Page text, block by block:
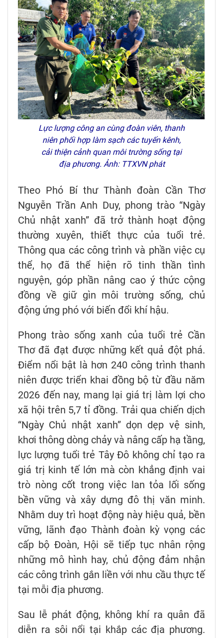
Lực lượng công an cùng đoàn viên, thanh
niên phối hợp làm sạch các tuyến kênh,
cải thiện cảnh quan môi trường sống tại
địa phương. Ảnh: TTXVN phát
Theo Phó Bí thư Thành đoàn Cần Thơ
Nguyễn Trần Anh Duy, phong trào “Ngày
Chủ nhật xanh” đã trở thành hoạt động
thường xuyên, thiết thực của tuổi trẻ.
Thông qua các công trình và phần việc cụ
thể, họ đã thể hiện rõ tinh thần tình
nguyện, góp phần nâng cao ý thức cộng
đồng về giữ gìn môi trường sống, chủ
động ứng phó với biến đổi khí hậu.
Phong trào sống xanh của tuổi trẻ Cần
Thơ đã đạt được những kết quả đột phá.
Điểm nổi bật là hơn 240 công trình thanh
niên được triển khai đồng bộ từ đầu năm
2026 đến nay, mang lại giá trị làm lợi cho
xã hội trên 5,7 tỉ đồng. Trải qua chiến dịch
“Ngày Chủ nhật xanh” dọn dẹp vệ sinh,
khơi thông dòng chảy và nâng cấp hạ tầng,
lực lượng tuổi trẻ Tây Đô không chỉ tạo ra
giá trị kinh tế lớn mà còn khẳng định vai
trò nòng cốt trong việc lan tỏa lối sống
bền vững và xây dựng đô thị văn minh.
Nhằm duy trì hoạt động này hiệu quả, bền
vững, lãnh đạo Thành đoàn kỳ vọng các
cấp bộ Đoàn, Hội sẽ tiếp tục nhân rộng
những mô hình hay, chủ động đảm nhận
các công trình gắn liền với nhu cầu thực tế
tại mỗi địa phương.
Sau lễ phát động, không khí ra quân đã
diễn ra sôi nổi tại khắp các địa phương.